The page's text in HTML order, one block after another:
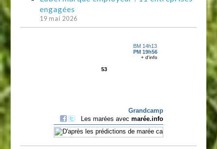
engagées
19 mai 2026